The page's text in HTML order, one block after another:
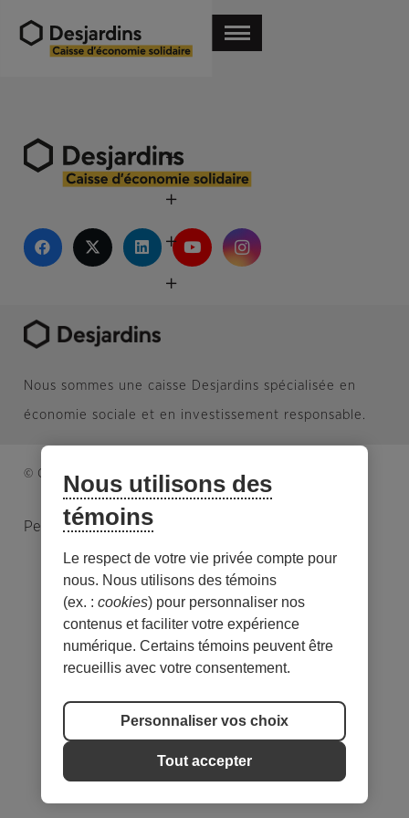
Nous sommes une caisse Desjardins spécialisée en
économie sociale et en investissement responsable.
© Caisse d’économie solidaire. Tous droits réservés.
Personnaliser les témoins
Nous utilisons des
témoins
Le respect de votre vie privée compte pour
nous. Nous utilisons des témoins
(ex. : cookies) pour personnaliser nos
contenus et faciliter votre expérience
numérique. Certains témoins peuvent être
recueillis avec votre consentement.
Personnaliser vos choix
Tout accepter